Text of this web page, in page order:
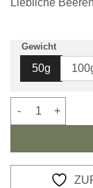
Liebliche
Gewicht
50g
Bio Schwarzer